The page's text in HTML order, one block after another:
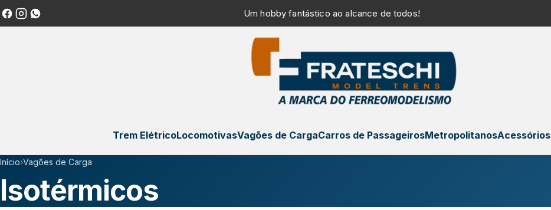
Um hobby fantástico ao alcance de todos!
Trem ElétricoLocomotivasVagões de CargaCarros de PassageirosMetropolitanosAcessórios
Início›Vagões de Carga
Isotérmicos